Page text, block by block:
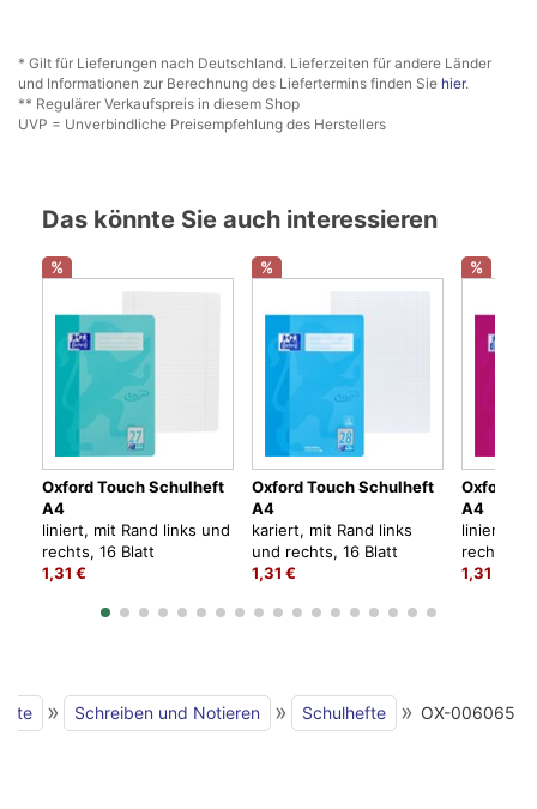
* Gilt für Lieferungen nach Deutschland. Lieferzeiten für andere Länder
und Informationen zur Berechnung des Liefertermins finden Sie hier.
** Regulärer Verkaufspreis in diesem Shop
UVP = Unverbindliche Preisempfehlung des Herstellers
Das könnte Sie auch interessieren
%
Oxford Touch Schulheft
A4
liniert, mit Rand links und
rechts, 16 Blatt
1,31 €
%
Oxford Touch Schulheft
A4
kariert, mit Rand links
und rechts, 16 Blatt
1,31 €
%
Oxford
A4
liniert,
rechts,
1,31 €
» Schreiben und Notieren » Schulhefte » OX-006065